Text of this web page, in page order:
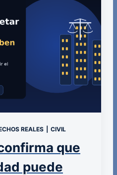
REALES CIVIL
que
puede